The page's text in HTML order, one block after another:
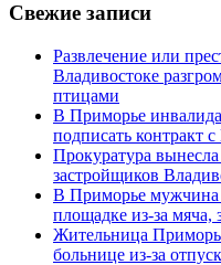
Свежие записи
Развлечение или
Владивостоке
птицами
В Приморье
подписать контракт
Прокуратура
застройщиков
В Приморье мужчина
площадке из-за мяча,
Жительница
больнице из-за